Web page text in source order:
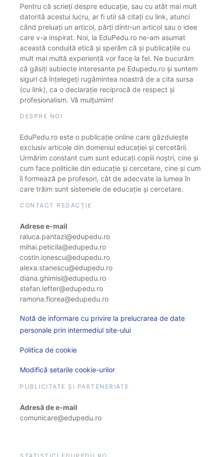
Pentru că scrieți despre educație, sau cu atât mai mult
datorită acestui lucru, ar fi util să citați cu link, atunci
când preluați un articol, părți dintr-un articol sau o idee
care v-a inspirat. Noi, la EduPedu.ro ne-am asumat
această conduită etică și sperăm că și publicațiile cu
mult mai multă experiență vor face la fel. Ne bucurăm
că găsiți subiecte interesante pe Edupedu.ro și suntem
siguri că înțelegeți rugămintea noastră de a cita sursa
(cu link), ca o declarație reciprocă de respect și
profesionalism. Vă mulțumim!
DESPRE NOI
EduPedu.ro este o publicație online care găzduiește
exclusiv articole din domeniul educației și cercetării.
Urmărim constant cum sunt educați copiii noștri, cine și
cum face politicile din educație și cercetare, cine și cum
îi formează pe profesori, cât de adecvate la lumea în
care trăim sunt sistemele de educație și cercetare.
CONTACT REDACȚIE
Adrese e-mail
raluca.pantazi@edupedu.ro
mihai.peticila@edupedu.ro
costin.ionescu@edupedu.ro
alexa.stanescu@edupedu.ro
diana.ghimisi@edupedu.ro
stefan.lefter@edupedu.ro
ramona.florea@edupedu.ro
Notă de informare cu privire la prelucrarea de date
personale prin intermediul site-ului
Politica de cookie
Modifică setarile cookie-urilor
PUBLICITATE ȘI PARTENERIATE
Adresă de e-mail
comunicare@edupedu.ro